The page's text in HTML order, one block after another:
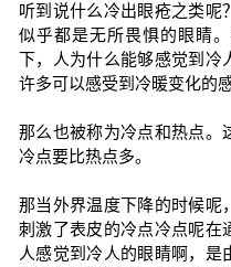
听到说什么冷出眼疮之类呢
似乎都是无所畏惧的眼睛
下，人为什么能够感觉到冷
许多可以感受到冷暖变化的感
那么也被称为冷点和热点。
冷点要比热点多。
那当外界温度下降的时候呢
刺激了表皮的冷点冷点呢在
人感觉到冷人的眼睛啊，是